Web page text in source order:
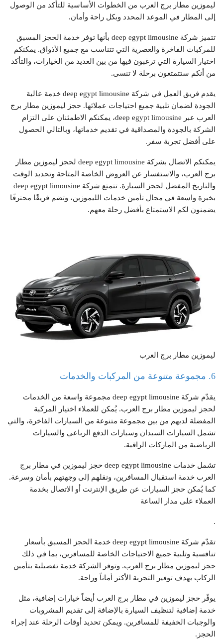
ليموزين مطار برج العرب من الخطوات الأساسية للتأكد من الوصول
إلى المطار في الموعد المحدد وبكل راحة وأمان.
تتميز شركة deep egypt limousine بأنها توفر خدمة الحجز المسبق
للمركبات الفاخرة والعصرية التي تتناسب مع جميع الأذواق. يمكنكم
اختيار السيارة التي ترغبون فيها من بين العديد من الخيارات، والتأكد
من أنكم ستتمتعون برحلة لا تنسى.
يقدم فريق العمل في شركة deep egypt limousine خدمة عالية
الجودة لضمان تلبية جميع احتياجات عملائها. حجز ليموزين مطار برج
العرب عبر deep egypt limousine، يمكنكم الاطمئنان على التزام
الشركة بالجودة والمصداقية في تقديم خدماتها، وبالتالي الحصول
على أفضل تجربة سفر.
يمكنكم الاتصال بشركة deep egypt limousine لحجز ليموزين مطار
برج العرب، والاستفسار عن العروض الخاصة المتاحة وتحديد الوقت
والتاريخ المفضل لحجز السيارة. تتمتع شركة deep egypt limousine
بخبرة واسعة في مجال تأمين خدمات الليموزين، وتضم فريقًا محترفًا
يضمنون لكم الاستمتاع بأفضل رحلة معهم.
ليموزين مطار برج العرب
6. مجموعة متنوعة من المركبات والخدمات
يقدّم شركة deep egypt limousine مجموعة واسعة من الخدمات
لحجز ليموزين مطار برج العرب. يُمكن للعملاء اختيار المركبة
المفضلة لديهم من بين مجموعة متنوعة من السيارات الفاخرة، والتي
تشمل السيارات السيدان وسيارات الدفع الرباعي والسيارات
الرياضية من الماركات الراقية.
تشمل خدمات deep egypt limousine حجز ليموزين في مطار برج
العرب خدمة استقبال المسافرين، ونقلهم إلى وجهتهم بأمان وسرعة.
كما يُمكن حجز السيارات عن طريق الإنترنت أو الاتصال بخدمة
العملاء على مدار الساعة
.
تقدّم شركة deep egypt limousine خدمة الحجز المسبق بأسعار
تنافسية وتلبية جميع الاحتياجات الخاصة للمسافرين، بما في ذلك
حجز ليموزين مطار برج العرب. وتوفر الشركة خدمة تفصيلية بتأمين
الركاب بهدف توفير التجربة الأكثر أماناً وراحة.
يوفّر حجز ليموزين في مطار برج العرب أيضاً خيارات إضافية، مثل
خدمة إضافية لتنظيف السيارة بالإضافة إلى تقديم المشروبات
والوجبات الخفيفة للمسافرين. ويمكن تحديد أوقات الرحلة عند إجراء
الحجز.